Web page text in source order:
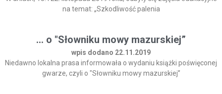
na temat: „Szkodliwość palenia
... o "Słowniku mowy mazurskiej”
wpis dodano 22.11.2019
Niedawno lokalna prasa informowała o wydaniu książki poświęconej
gwarze, czyli o "Słowniku mowy mazurskiej”